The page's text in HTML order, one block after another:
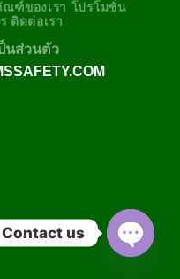
ฑ์ของเรา โปรโมชั่น
ติดต่อเรา
นส่วนตัว
Contact us